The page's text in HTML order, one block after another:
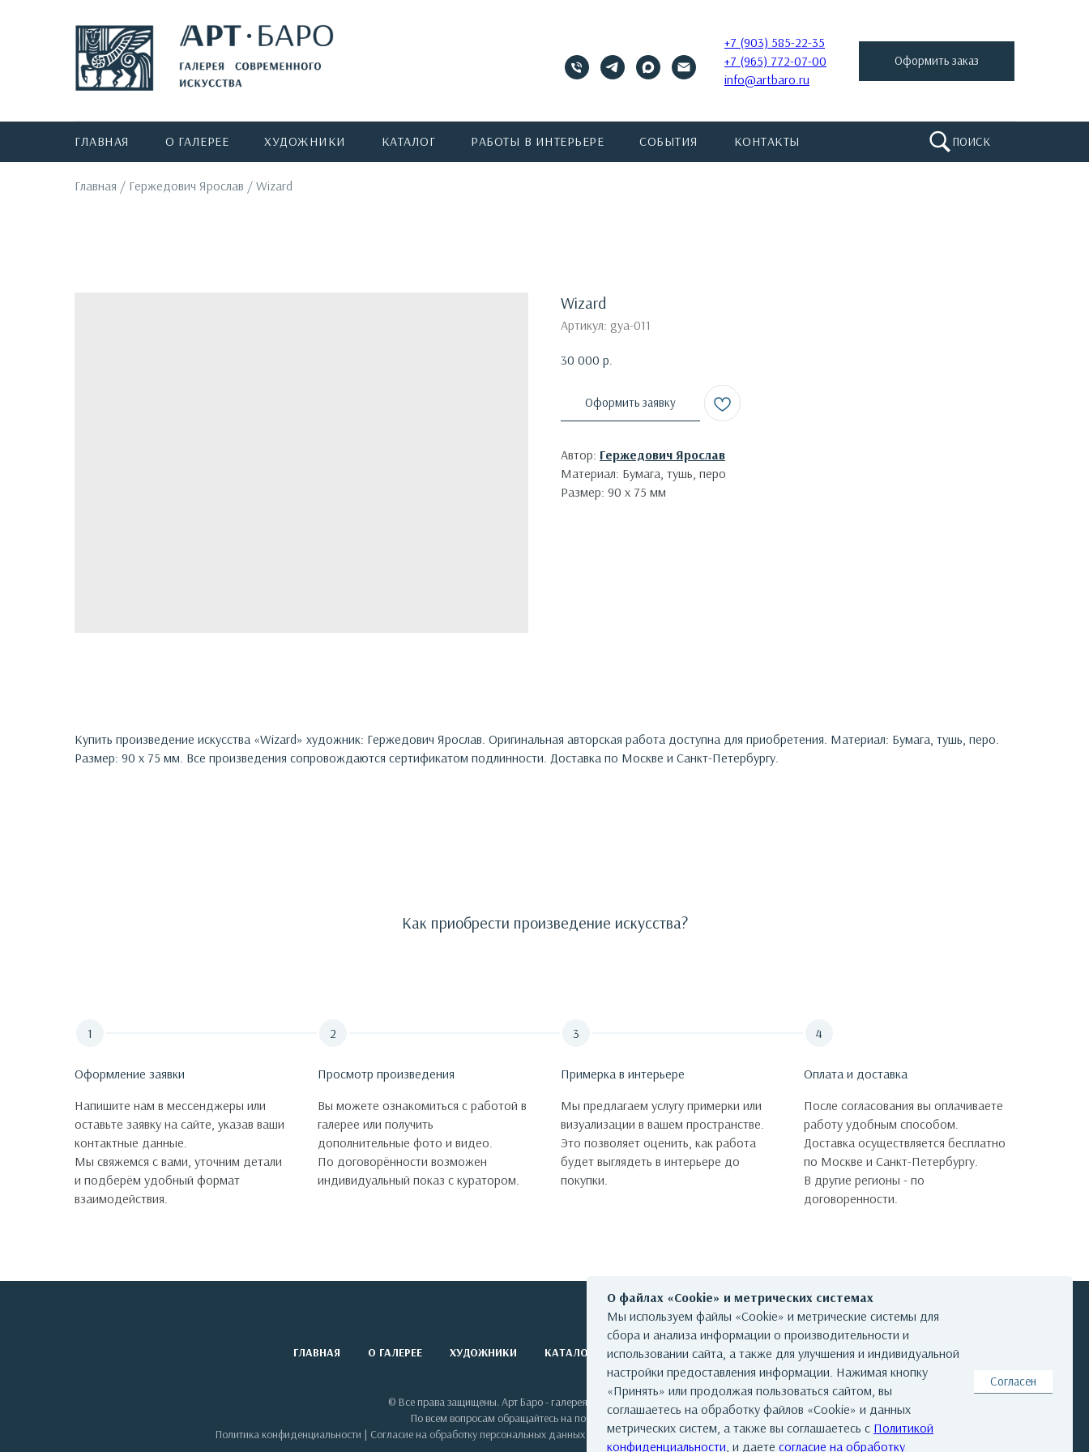
+7 (903) 585-22-35
+7 (965) 772-07-00
info@artbaro.ru
Оформить заказ
ПОИСК
ГЛАВНАЯ О ГАЛЕРЕЕ ХУДОЖНИКИ КАТАЛОГ РАБОТЫ В ИНТЕРЬЕРЕ СОБЫТИЯ КОНТАКТЫ
Главная / Гержедович Ярослав / Wizard
Wizard
Артикул: gya-011
30 000 р.
Оформить заявку
Автор: Гержедович Ярослав
Материал: Бумага, тушь, перо
Размер: 90 х 75 мм
Купить произведение искусства «Wizard» художник: Гержедович Ярослав. Оригинальная авторская работа доступна для приобретения. Материал: Бумага, тушь, перо.
Размер: 90 х 75 мм. Все произведения сопровождаются сертификатом подлинности. Доставка по Москве и Санкт-Петербургу.
Как приобрести произведение искусства?
Оформление заявки
Напишите нам в мессенджеры или
оставьте заявку на сайте, указав ваши
контактные данные.
Мы свяжемся с вами, уточним детали
и подберём удобный формат
взаимодействия.
Просмотр произведения
Вы можете ознакомиться с работой в
галерее или получить
дополнительные фото и видео.
По договорённости возможен
индивидуальный показ с куратором.
Примерка в интерьере
Мы предлагаем услугу примерки или
визуализации в вашем пространстве.
Это позволяет оценить, как работа
будет выглядеть в интерьере до
покупки.
Оплата и доставка
После согласования вы оплачиваете
работу удобным способом.
Доставка осуществляется бесплатно
по Москве и Санкт-Петербургу.
В другие регионы - по
договоренности.
ГЛАВНАЯ О ГАЛЕРЕЕ ХУДОЖНИКИ КАТАЛОГ РАБОТ СОБЫТИЯ КОНТАКТЫ
© Все права защищены. Арт Баро - галерея современного искусства
По всем вопросам обращайтесь на почту: info@artbaro.ru
Политика конфиденциальности | Согласие на обработку персональных данных| Условия использования сайта |Реквизиты|Авторские права
О файлах «Cookie» и метрических системах
Мы используем файлы «Cookie» и метрические системы для
сбора и анализа информации о производительности и
использовании сайта, а также для улучшения и индивидуальной
настройки предоставления информации. Нажимая кнопку
«Принять» или продолжая пользоваться сайтом, вы
соглашаетесь на обработку файлов «Cookie» и данных
метрических систем, а также вы соглашаетесь с Политикой
конфиденциальности, и даете согласие на обработку
Согласен